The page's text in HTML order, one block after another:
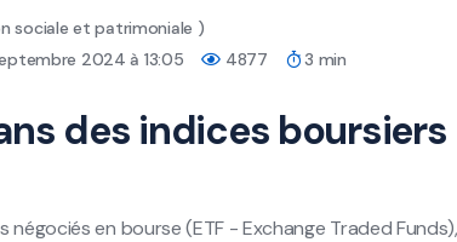
sociale et patrimoniale )
2024 à 13:05 4877 3 min
des indices boursiers
en bourse (ETF - Exchange Traded Funds),